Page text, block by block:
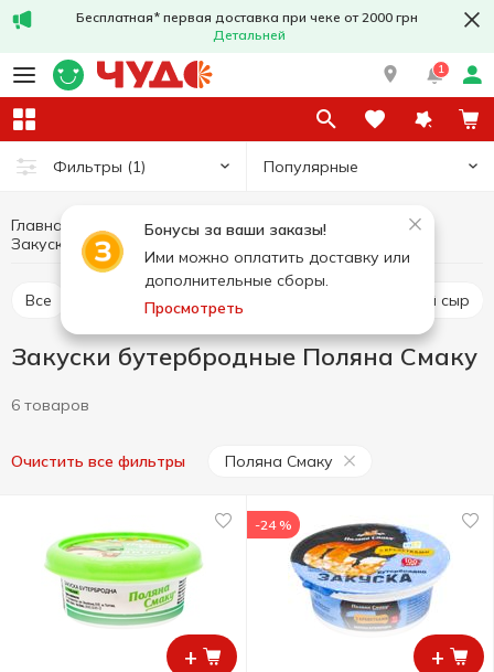
Бесплатная* первая доставка при чеке от 2000 грн
Детальней
1
Фильтры (1) Популярные
Бонусы за ваши заказы!
Ими можно оплатить доставку или
дополнительные сборы.
Просмотреть
Главная Яйца и молочные продукты Сыры
Закуски бутербродные
Все Твердый и полутвердый сыр Рассольный сыр
Закуски бутербродные Поляна Смаку
6 товаров
Очистить все фильтры Поляна Смаку
+ +
-24 %